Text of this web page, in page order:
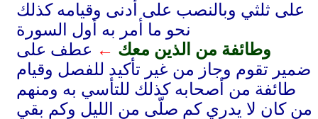
على ثلثي وبالنصب على أدنى وقيامه كذلك
نحو ما أمر به أول السورة
وطائفة من الذين معك ← عطف على
ضمير تقوم وجاز من غير تأكيد للفصل وقيام
طائفة من أصحابه كذلك للتأسي به ومنهم
من كان لا يدري كم صلّى من الليل وكم بقي